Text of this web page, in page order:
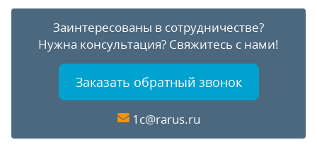
Заинтересованы в сотрудничестве?
Нужна консультация? Свяжитесь с нами!
Заказать обратный звонок
1c@rarus.ru